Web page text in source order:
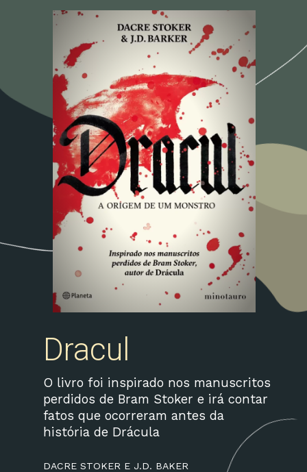
DACRE STOKER E J.D. BAKER
O livro foi inspirado nos manuscritos
perdidos de Bram Stoker e irá contar
fatos que ocorreram antes da
história de Drácula
Dracul